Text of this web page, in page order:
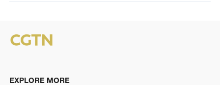
EXPLORE MORE